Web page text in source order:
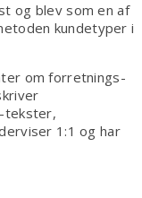
og blev som en af
kundetyper i
om forretnings-
tekster,
1:1 og har